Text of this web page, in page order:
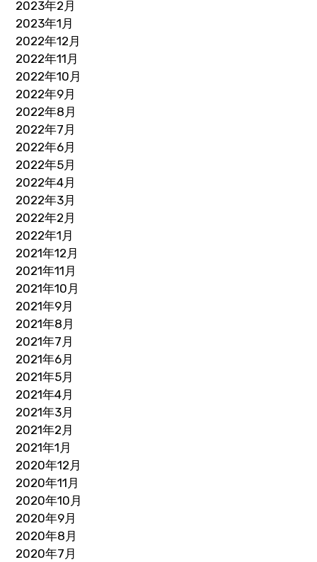
2023年2月
2023年1月
2022年12月
2022年11月
2022年10月
2022年9月
2022年8月
2022年7月
2022年6月
2022年5月
2022年4月
2022年3月
2022年2月
2022年1月
2021年12月
2021年11月
2021年10月
2021年9月
2021年8月
2021年7月
2021年6月
2021年5月
2021年4月
2021年3月
2021年2月
2021年1月
2020年12月
2020年11月
2020年10月
2020年9月
2020年8月
2020年7月